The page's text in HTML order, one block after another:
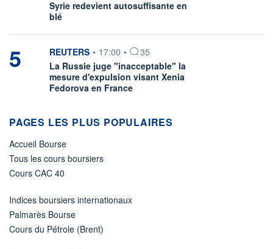
Syrie redevient autosuffisante en
blé
5 information fournie par
REUTERS • 17:00 •
35
La Russie juge "inacceptable" la
mesure d'expulsion visant Xenia
Fedorova en France
PAGES LES PLUS POPULAIRES
Accueil Bourse
Tous les cours boursiers
Cours CAC 40
Indices boursiers internationaux
Palmarès Bourse
Cours du Pétrole (Brent)